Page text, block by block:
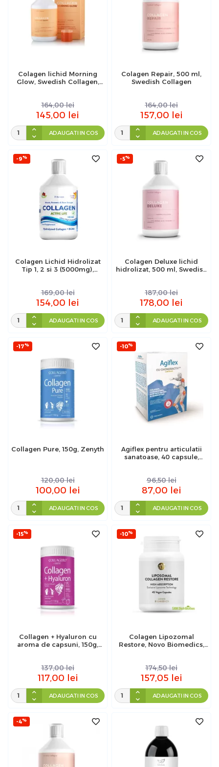
Colagen lichid Morning
Glow, Swedish Collagen,
164,00 lei
145,00 lei
ADAUGATI IN COS
Colagen Repair, 500 ml,
Swedish Collagen
164,00 lei
157,00 lei
ADAUGATI IN COS
-9%
Colagen Lichid Hidrolizat
Tip 1, 2 si 3 (5000mg),
169,00 lei
154,00 lei
ADAUGATI IN COS
-5%
Colagen Deluxe lichid
hidrolizat, 500 ml, Swedish
187,00 lei
178,00 lei
ADAUGATI IN COS
-17%
Collagen Pure, 150g, Zenyth
120,00 lei
100,00 lei
ADAUGATI IN COS
-10%
Agiflex pentru articulatii
sanatoase, 40 capsule,
96,50 lei
87,00 lei
ADAUGATI IN COS
-15%
Collagen + Hyaluron cu
aroma de capsuni, 150g,
137,00 lei
117,00 lei
ADAUGATI IN COS
-10%
Colagen Lipozomal
Restore, Novo Biomedics,
174,50 lei
157,05 lei
ADAUGATI IN COS
-4%